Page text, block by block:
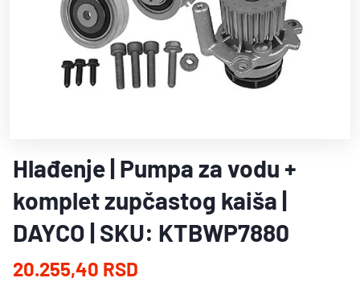
Hlađenje | Pumpa za vodu +
komplet zupčastog kaiša |
DAYCO | SKU: KTBWP7880
20.255,40 RSD